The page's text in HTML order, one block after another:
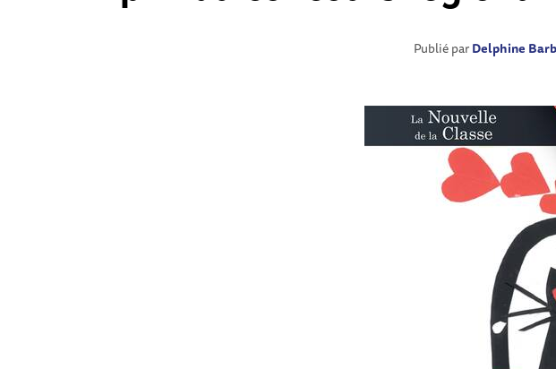
Publié parDelphine